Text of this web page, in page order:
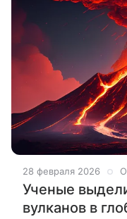
28 февраля 2026
Ученые
вулканов в